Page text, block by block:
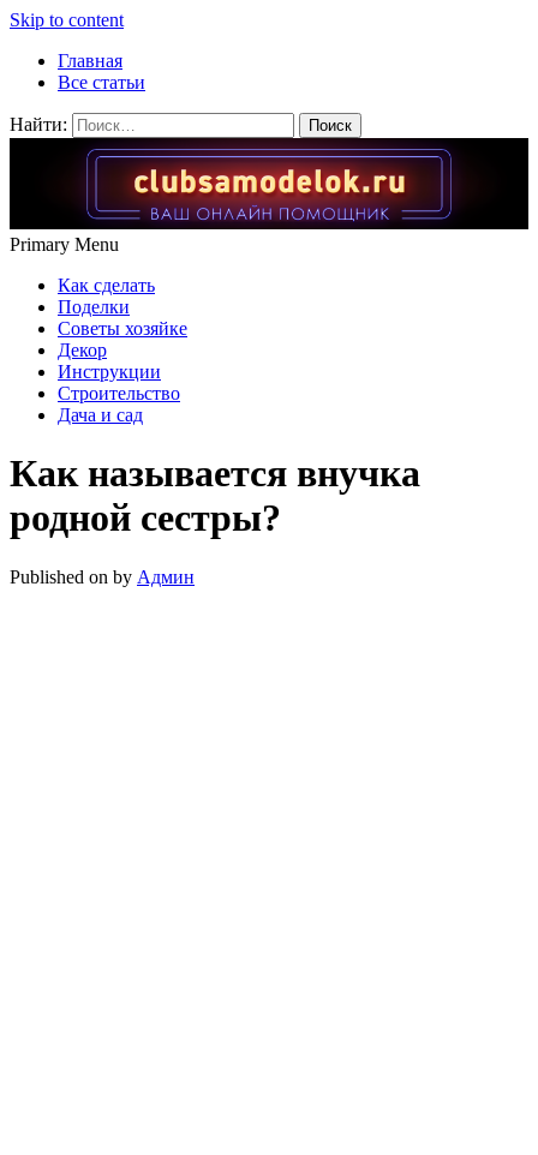
Skip to content
Главная
Все статьи
Найти:
Primary Menu
Как сделать
Поделки
Советы хозяйке
Декор
Инструкции
Строительство
Дача и сад
Как называется внучка
родной сестры?
Published on by Админ